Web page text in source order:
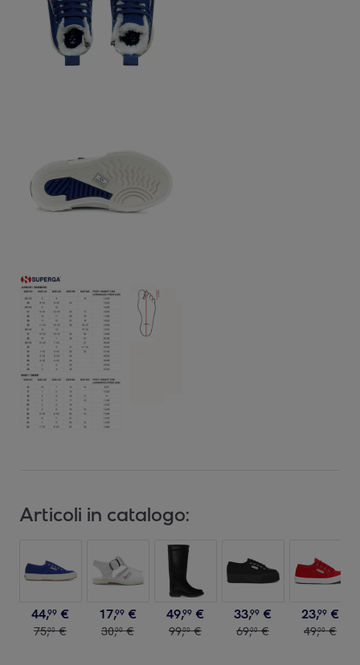
Articoli in catalogo:
44,99 €
75,00 €
17,99 €
30,00 €
49,99 €
99,00 €
33,99 €
69,00 €
23,99 €
49,00 €